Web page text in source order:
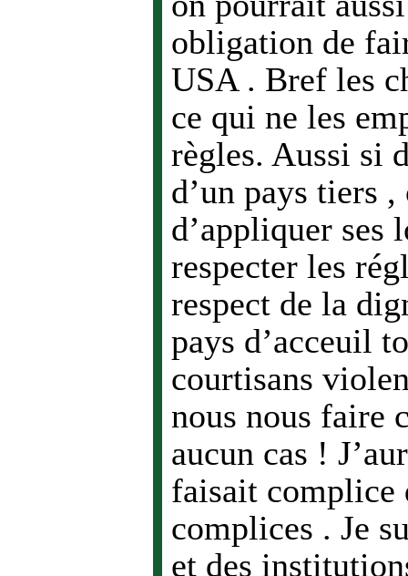
obligation de
USA . Bref les
ce qui ne les
règles. Aussi si
d’un pays tiers
d’appliquer ses
respecter les
respect de la
pays d’acceuil
courtisans
nous nous faire
aucun cas !
faisait complice
complices . Je
et des